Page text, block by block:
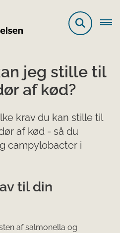
jeg stille til
af kød?
krav du kan stille til
af kød - så du
campylobacter i
til din
af salmonella og